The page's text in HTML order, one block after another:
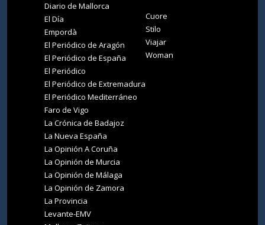
Diario de Mallorca
El Día
Empordà
El Periódico de Aragón
El Periódico de España
El Periódico
El Periódico de Extremadura
El Periódico Mediterráneo
Faro de Vigo
La Crónica de Badajoz
La Nueva España
La Opinión A Coruña
La Opinión de Murcia
La Opinión de Málaga
La Opinión de Zamora
La Provincia
Levante-EMV
Cuore
Stilo
Viajar
Woman